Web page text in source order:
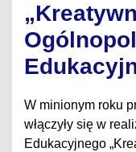
W minionym roku
włączyły się w
Edukacyjnego